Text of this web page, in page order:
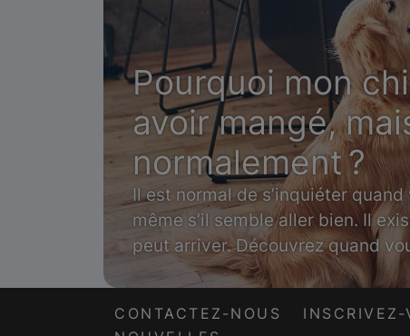
Pourquoi mon
avoir mangé,
normalement ?
Il est normal de s’inquiéter
même s’il semble aller bien. Il
peut arriver. Découvrez quand
vétérinaire.
CONTACTEZ-NOUS INSCRIVEZ-